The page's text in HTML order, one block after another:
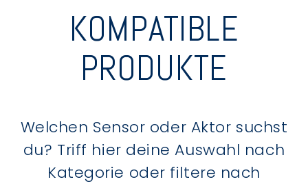
KOMPATIBLE
PRODUKTE
Welchen Sensor oder Aktor suchst
du? Triff hier deine Auswahl nach
Kategorie oder filtere nach